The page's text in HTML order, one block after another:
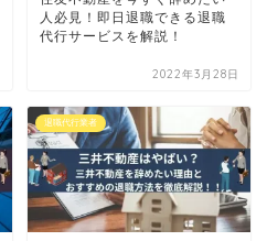
人必見！即日退職できる退職
代行サービスを解説！
2022年3月28日
退職代行業者